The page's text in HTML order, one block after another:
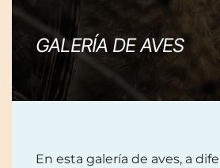
GALERÍA DE AVES
En esta galería de aves, a